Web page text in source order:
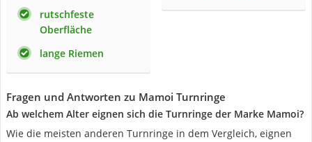
rutschfeste
Oberfläche
lange Riemen
Fragen und Antworten zu Mamoi Turnringe
Ab welchem Alter eignen sich die Turnringe der Marke Mamoi?
Wie die meisten anderen Turnringe in dem Vergleich, eignen